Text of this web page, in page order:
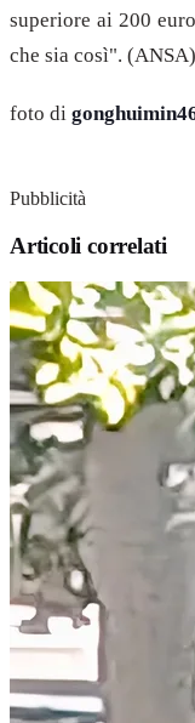
superiore ai 200
che sia così". (ANSA)
foto di
Pubblicità
Articoli correlati